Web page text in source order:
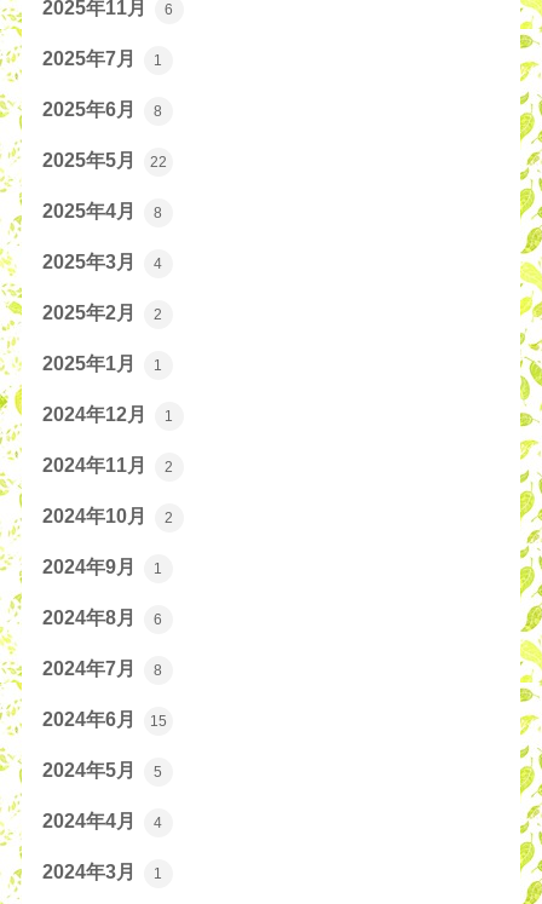
2025年11月 6
2025年7月 1
2025年6月 8
2025年5月 22
2025年4月 8
2025年3月 4
2025年2月 2
2025年1月 1
2024年12月 1
2024年11月 2
2024年10月 2
2024年9月 1
2024年8月 6
2024年7月 8
2024年6月 15
2024年5月 5
2024年4月 4
2024年3月 1